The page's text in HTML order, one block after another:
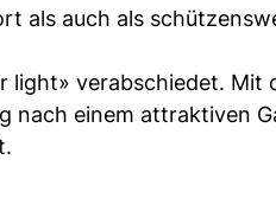
als auch als
light» verabschiedet. Mit
nach einem attraktiven